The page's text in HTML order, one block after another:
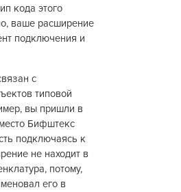
кода этого
ваше расширение
подключения и
с
типовой
вы пришли в
Бифштекс
подключаясь к
не находит в
потому,
его в